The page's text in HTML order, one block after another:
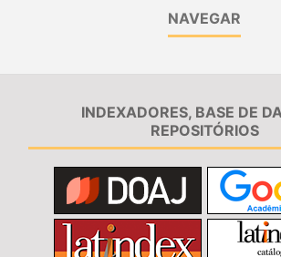
NAVEGAR
INDEXADORES, BASE DE
REPOSITÓRIOS